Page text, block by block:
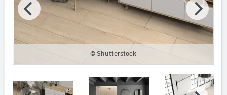
© Shutterstock